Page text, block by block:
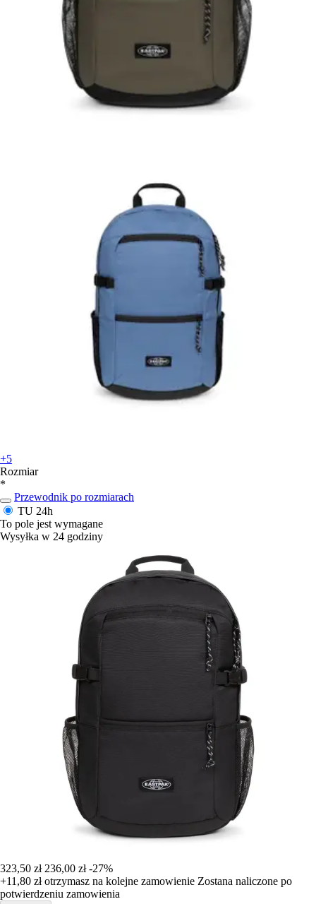
+5
Rozmiar
*
Przewodnik po rozmiarach
TU 24h
To pole jest wymagane
Wysyłka w 24 godziny
323,50 zł 236,00 zł -27%
+11,80 złotrzymasz na kolejne zamowienie Zostana naliczone po
potwierdzeniu zamowienia